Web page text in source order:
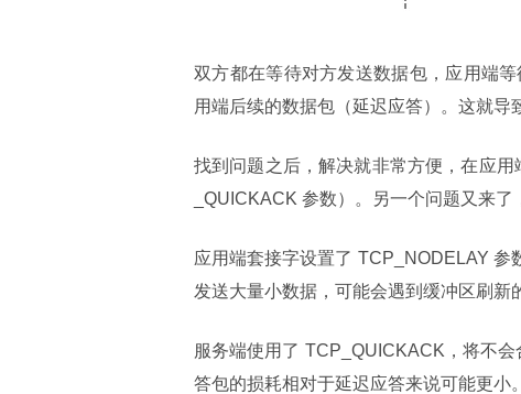
双方都在等待对方发送数据包，应用端
用端后续的数据包（延迟应答）。这就导
找到问题之后，解决就非常方便，在应
_QUICKACK 参数）。另一个问题又来
应用端套接字设置了 TCP_NODELAY
发送大量小数据，可能会遇到缓冲区刷新
服务端使用了 TCP_QUICKACK，将不
答包的损耗相对于延迟应答来说可能更小。